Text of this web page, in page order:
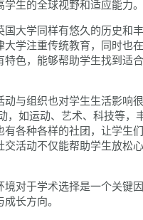
生的全球视野和适应能力。
大学同样有悠久的历史和
大学注重传统教育，同时也
特色，能够帮助学生找到适
与组织也对学生生活影响很
，如运动、艺术、科技等，
有各种各样的社团，让学生
交活动不仅能帮助学生放松
对于学术选择是一个关键
长方向。